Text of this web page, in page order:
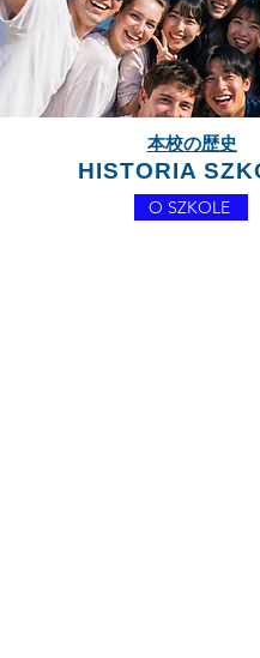
本校の歴史
HISTORIA
O SZKOLE